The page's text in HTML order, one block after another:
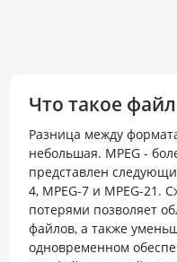
Что такое файл
Разница между
небольшая. MPEG -
представлен
4, MPEG-7 и MPEG-21.
потерями позволяет
файлов, а также
одновременном